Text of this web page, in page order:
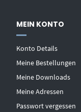
MEIN KONTO
Konto Details
Meine Bestellungen
Meine Downloads
Meine Adressen
Passwort vergessen